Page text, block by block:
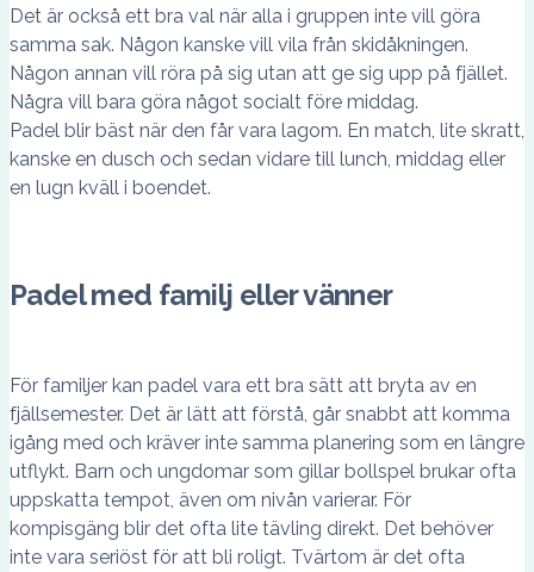
Det är också ett bra val när alla i gruppen inte vill göra
samma sak. Någon kanske vill vila från skidåkningen.
Någon annan vill röra på sig utan att ge sig upp på fjället.
Några vill bara göra något socialt före middag.
Padel blir bäst när den får vara lagom. En match, lite skratt,
kanske en dusch och sedan vidare till lunch, middag eller
en lugn kväll i boendet.
Padel med familj eller vänner
För familjer kan padel vara ett bra sätt att bryta av en
fjällsemester. Det är lätt att förstå, går snabbt att komma
igång med och kräver inte samma planering som en längre
utflykt. Barn och ungdomar som gillar bollspel brukar ofta
uppskatta tempot, även om nivån varierar. För
kompisgäng blir det ofta lite tävling direkt. Det behöver
inte vara seriöst för att bli roligt. Tvärtom är det ofta